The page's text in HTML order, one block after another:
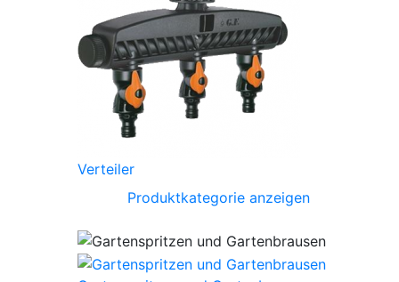
Verteiler
Produktkategorie anzeigen